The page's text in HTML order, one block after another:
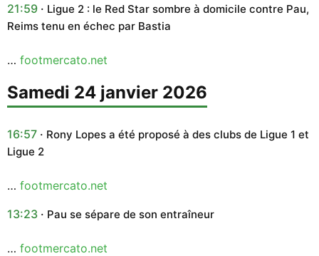
21:59
Ligue 2 : le Red Star sombre à domicile contre Pau,
Reims tenu en échec par Bastia
… footmercato.net
samedi 24 janvier 2026
16:57
Rony Lopes a été proposé à des clubs de Ligue 1 et
Ligue 2
… footmercato.net
13:23
Pau se sépare de son entraîneur
… footmercato.net